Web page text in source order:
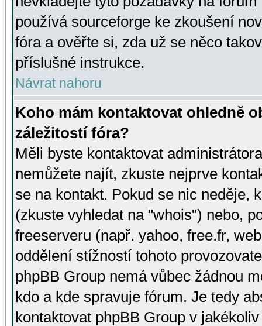
používá sourceforge ke zkoušení
fóra a ověřte si, zda už se něco
příslušné instrukce.
Návrat nahoru
Koho mám kontaktovat ohledně
záležitostí fóra?
Měli byste kontaktovat
nemůžete najít, zkuste nejprve
se na kontakt. Pokud se nic neděje,
(zkuste vyhledat na "whois") nebo,
freeserveru (např. yahoo, free.fr,
oddělení stížností tohoto
phpBB Group nemá vůbec žádnou
kdo a kde spravuje fórum. Je tedy
kontaktovat phpBB Group v